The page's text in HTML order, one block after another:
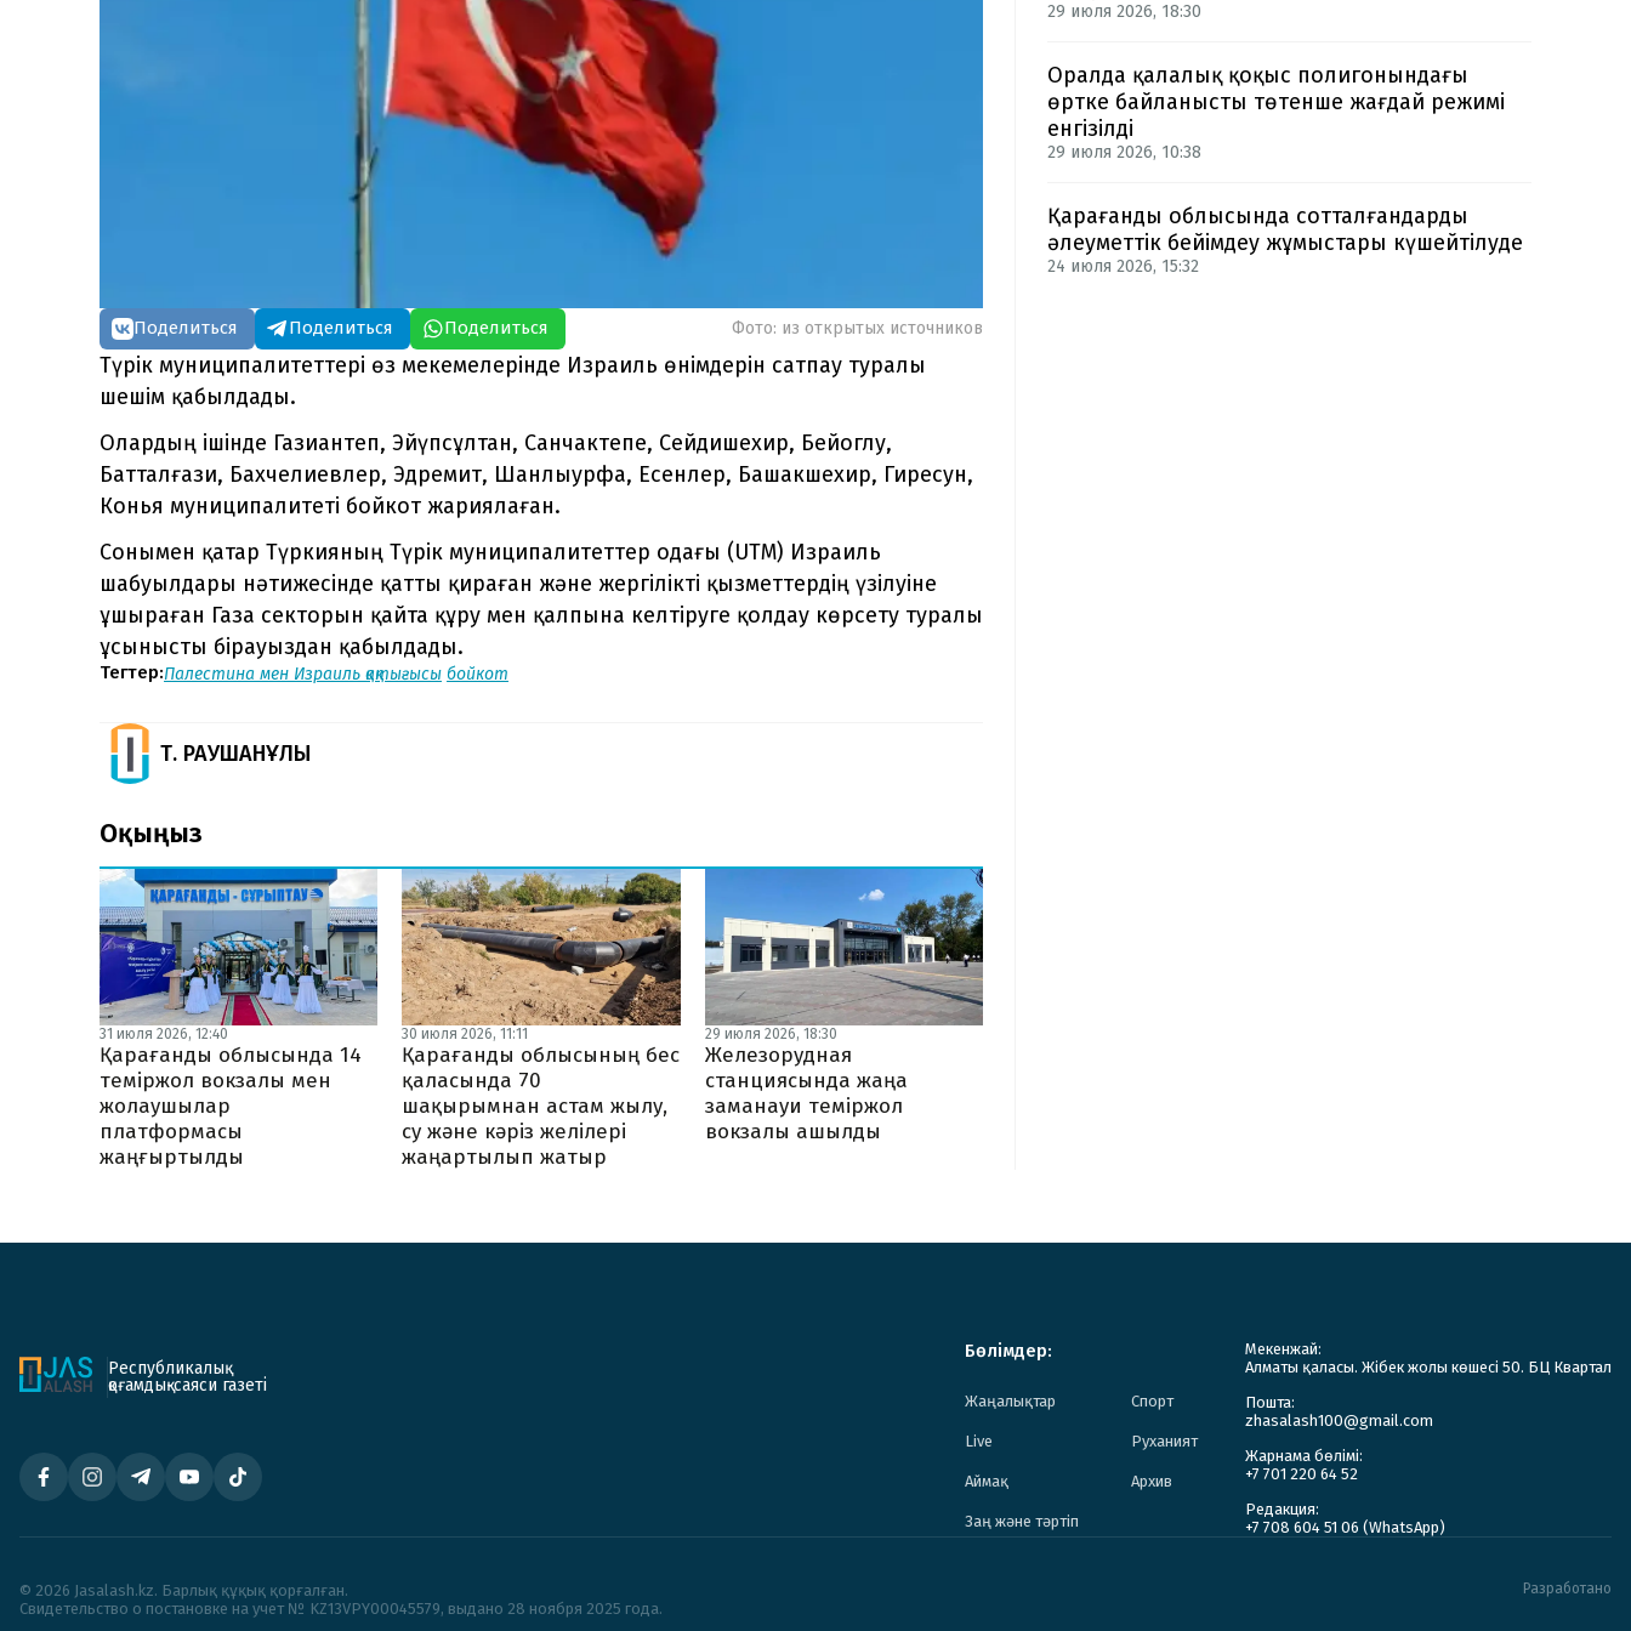
Поделиться Поделиться Поделиться Фото: из открытых источников
Түрік муниципалитеттері өз мекемелерінде Израиль өнімдерін сатпау туралы
шешім қабылдады.
Олардың ішінде Газиантеп, Эйүпсұлтан, Санчактепе, Сейдишехир, Бейоглу,
Батталғази, Бахчелиевлер, Эдремит, Шанлыурфа, Есенлер, Башакшехир, Гиресун,
Конья муниципалитеті бойкот жариялаған.
Сонымен қатар Түркияның Түрік муниципалитеттер одағы (UTM) Израиль
шабуылдары нәтижесінде қатты қираған және жергілікті қызметтердің үзілуіне
ұшыраған Газа секторын қайта құру мен қалпына келтіруге қолдау көрсету туралы
ұсынысты бірауыздан қабылдады.
Тегтер:Палестина мен Израиль қақтығысы бойкот
Т. РАУШАНҰЛЫ
Оқыңыз
31 июля 2026, 12:40
Қарағанды облысында 14
теміржол вокзалы мен
жолаушылар
платформасы
жаңғыртылды
30 июля 2026, 11:11
Қарағанды облысының бес
қаласында 70
шақырымнан астам жылу,
су және кәріз желілері
жаңартылып жатыр
29 июля 2026, 18:30
Железорудная
станциясында жаңа
заманауи теміржол
вокзалы ашылды
29 июля 2026, 18:30
Оралда қалалық қоқыс полигонындағы
өртке байланысты төтенше жағдай режимі
енгізілді
29 июля 2026, 10:38
Қарағанды облысында сотталғандарды
әлеуметтік бейімдеу жұмыстары күшейтілуде
24 июля 2026, 15:32
Республикалық
қоғамдық-саяси газеті
Бөлімдер:
Жаңалықтар Спорт
Live Руханият
Аймақ Архив
Заң және тәртіп
Мекенжай:
Алматы қаласы. Жібек жолы көшесі 50. БЦ Квартал
Пошта:
zhasalash100@gmail.com
Жарнама бөлімі:
+7 701 220 64 52
Редакция:
+7 708 604 51 06 (WhatsApp)
© 2026 Jasalash.kz. Барлық құқық қорғалған.
Cвидетельство о постановке на учет № KZ13VPY00045579, выдано 28 ноября 2025 года.
Разработано